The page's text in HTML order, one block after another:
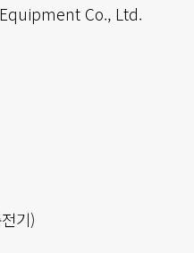
Co., Ltd.
기)